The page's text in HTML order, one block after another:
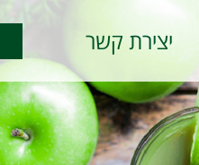
יצירת קשר